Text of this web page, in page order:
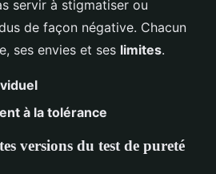
servir à stigmatiser ou
de façon négative. Chacun
ses envies et ses limites.
à la tolérance
versions du test de pureté